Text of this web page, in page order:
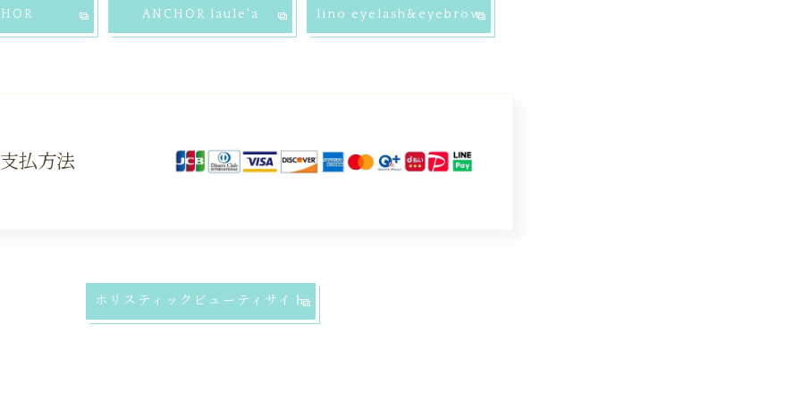
ANCHOR laule'a lino eyelash&eyebrow
払方法
ホリスティックビューティサイト